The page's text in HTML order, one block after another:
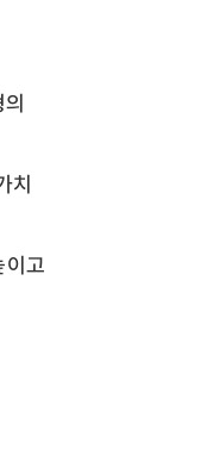
치
이고